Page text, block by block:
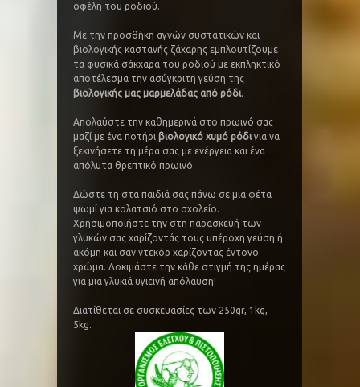
οφέλη του ροδιού.
Με την προσθήκη αγνών συστατικών και
βιολογικής καστανής ζάχαρης εμπλουτίζουμε
τα φυσικά σάκχαρα του ροδιού με εκπληκτικό
αποτέλεσμα την ασύγκριτη γεύση της
βιολογικής μας μαρμελάδας από ρόδι.
Απολαύστε την καθημερινά στο πρωινό σας
μαζί με ένα ποτήρι βιολογικό χυμό ρόδιγια να
ξεκινήσετε τη μέρα σας με ενέργεια και ένα
απόλυτα θρεπτικό πρωινό.
Δώστε τη στα παιδιά σας πάνω σε μια φέτα
ψωμί για κολατσιό στο σχολείο.
Χρησιμοποιήστε την στη παρασκευή των
γλυκών σας χαρίζοντάς τους υπέροχη γεύση ή
ακόμη και σαν ντεκόρ χαρίζοντας έντονο
χρώμα. Δοκιμάστε την κάθε στιγμή της ημέρας
για μια γλυκιά υγιεινή απόλαυση!
Διατίθεται σε συσκευασίες των 250gr, 1kg,
5kg.